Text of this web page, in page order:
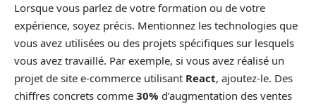
Lorsque vous parlez de votre formation ou de votre
expérience, soyez précis. Mentionnez les technologies que
vous avez utilisées ou des projets spécifiques sur lesquels
vous avez travaillé. Par exemple, si vous avez réalisé un
projet de site e-commerce utilisant React, ajoutez-le. Des
chiffres concrets comme 30% d’augmentation des ventes